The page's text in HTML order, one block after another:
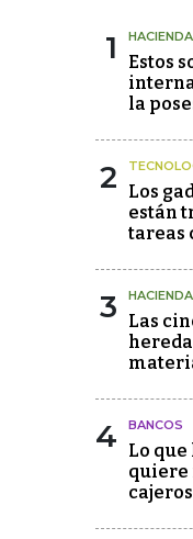
1 HACIENDA
Estos
la
2
Los
están
tareas
3 HACIENDA
Las
4 BANCOS
Lo que
quiere